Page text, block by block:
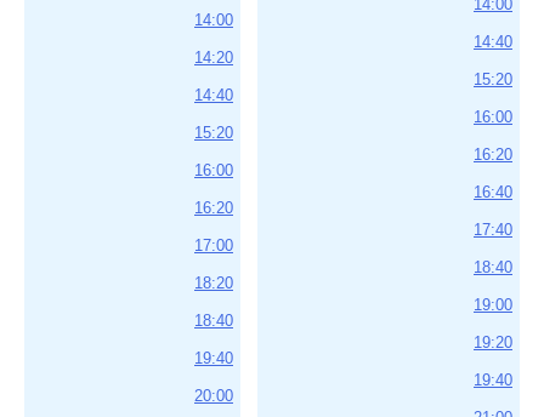
14:00
14:40
15:20
16:00
16:20
16:40
17:40
18:40
19:00
19:20
19:40
14:00
14:20
14:40
15:20
16:00
16:20
17:00
18:20
18:40
19:40
20:00